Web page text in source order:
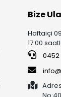
Bize
Haftaiçi
17:00
0452